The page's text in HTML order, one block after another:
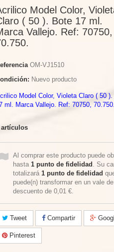
Model Color,
( 50 ). Bote 17 ml.
Vallejo. Ref: 70750,
OM-VJ1510
Nuevo producto
Model Color, Violeta Claro ( 50
ml. Marca Vallejo. Ref: 70750, 70.750.
artículos
Al comprar este producto puede
hasta 1 punto de fidelidad . Su
totalizará 1 punto de fidelidad
puede(n) transformar en un vale de
descuento de 0,01 €.
Tweet Compartir
Pinterest